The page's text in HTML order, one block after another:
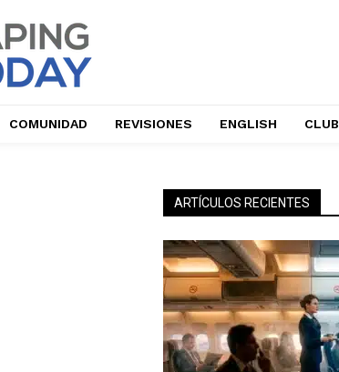
COMUNIDAD REVISIONES ENGLISH CLUB
ARTÍCULOS RECIENTES